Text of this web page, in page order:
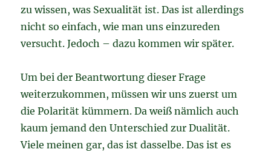
zu wissen, was Sexualität ist. Das ist allerdings
nicht so einfach, wie man uns einzureden
versucht. Jedoch – dazu kommen wir später.
Um bei der Beantwortung dieser Frage
weiterzukommen, müssen wir uns zuerst um
die Polarität kümmern. Da weiß nämlich auch
kaum jemand den Unterschied zur Dualität.
Viele meinen gar, das ist dasselbe. Das ist es